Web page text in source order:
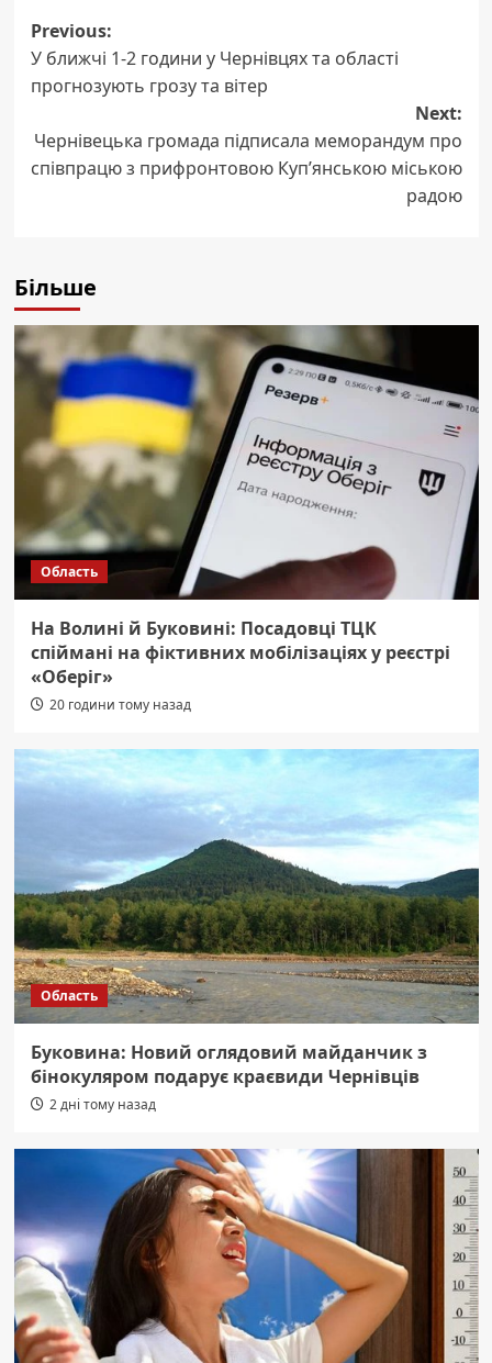
Post
navigation
Previous:
У ближчі 1-2 години у Чернівцях та області
прогнозують грозу та вітер
Next:
Чернівецька громада підписала меморандум про
співпрацю з прифронтовою Куп’янською міською
радою
Більше
Область
На Волині й Буковині: Посадовці ТЦК
спіймані на фіктивних мобілізаціях у реєстрі
«Оберіг»
20 години тому назад
Область
Буковина: Новий оглядовий майданчик з
бінокуляром подарує краєвиди Чернівців
2 дні тому назад